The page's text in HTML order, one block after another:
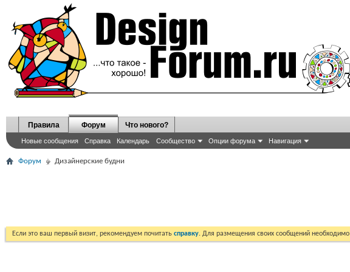
Правила Форум
Новые сообщения Справка Календарь Сообщество Опции форума Навигация
Что нового?
Форум Дизайнерские будни
Если это ваш первый визит, рекомендуем почитать справку. Для размещения своих сообщений необходимо